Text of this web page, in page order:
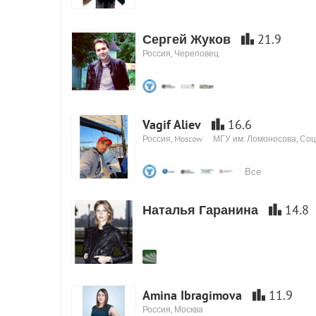
Сергей Жуков 21.9
Россия, Череповец
Vagif Aliev 16.6
Россия, Moscow МГУ им. Ломоносова,
Все
Наталья Гаранина 14.8
Amina Ibragimova 11.9
Россия, Москва